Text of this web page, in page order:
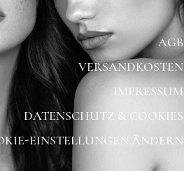
AGB
VERSANDKOSTEN
IMPRESSUM
DATENSCHUTZ & COOKIES
EINSTELLUNGEN ÄNDERN